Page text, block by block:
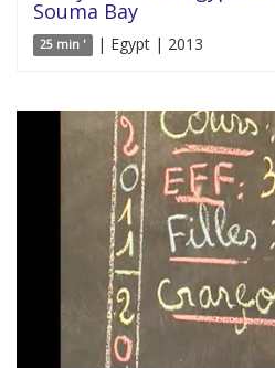
Souma Bay
25 min ' | Egypt | 2013